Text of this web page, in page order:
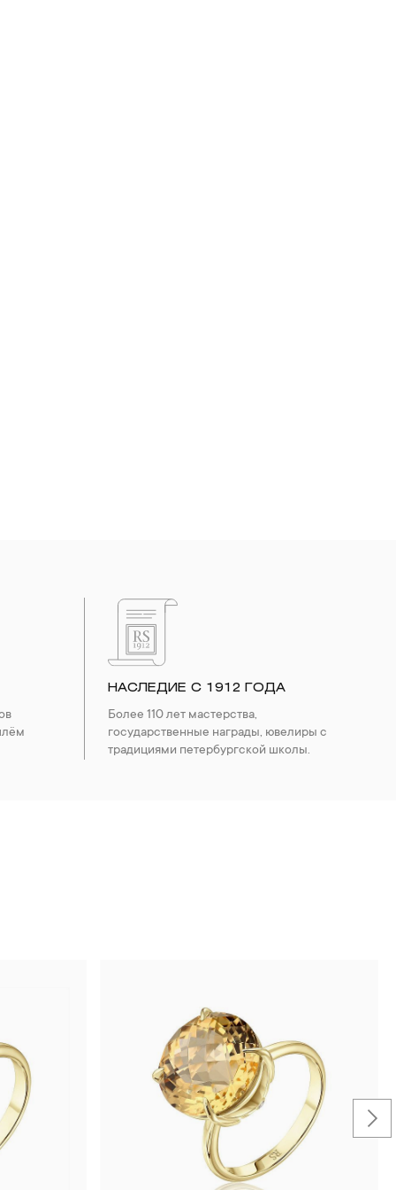
НАСЛЕДИЕ С 1912 ГОДА
Более 110 лет мастерства,
государственные награды, ювелиры с
традициями петербургской школы.